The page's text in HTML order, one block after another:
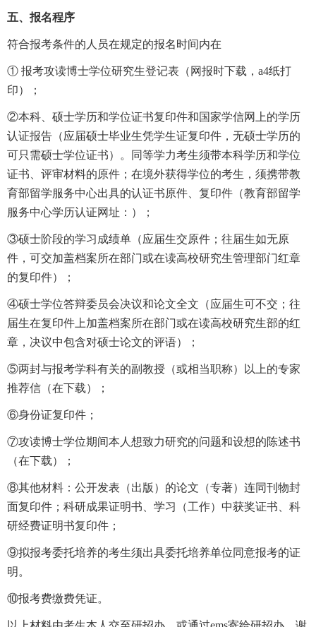
五、报名程序
符合报考条件的人员在规定的报名时间内在
① 报考攻读博士学位研究生登记表（网报时下载，a4纸打
印）；
②本科、硕士学历和学位证书复印件和国家学信网上的学历
认证报告（应届硕士毕业生凭学生证复印件，无硕士学历的
可只需硕士学位证书）。同等学力考生须带本科学历和学位
证书、评审材料的原件；在境外获得学位的考生，须携带教
育部留学服务中心出具的认证书原件、复印件（教育部留学
服务中心学历认证网址：）；
③硕士阶段的学习成绩单（应届生交原件；往届生如无原
件，可交加盖档案所在部门或在读高校研究生管理部门红章
的复印件）；
④硕士学位答辩委员会决议和论文全文（应届生可不交；往
届生在复印件上加盖档案所在部门或在读高校研究生部的红
章，决议中包含对硕士论文的评语）；
⑤两封与报考学科有关的副教授（或相当职称）以上的专家
推荐信（在下载）；
⑥身份证复印件；
⑦攻读博士学位期间本人想致力研究的问题和设想的陈述书
（在下载）；
⑧其他材料：公开发表（出版）的论文（专著）连同刊物封
面复印件；科研成果证明书、学习（工作）中获奖证书、科
研经费证明书复印件；
⑨拟报考委托培养的考生须出具委托培养单位同意报考的证
明。
⑩报考费缴费凭证。